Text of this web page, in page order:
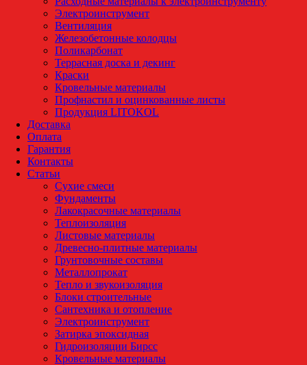
Электроинструмент
Вентиляция
Железобетонные колодцы
Поликарбонат
Террасная доска и декинг
Краски
Кровельные материалы
Профнастил и оцинкованные листы
Продукция LITOKOL
Доставка
Оплата
Гарантия
Контакты
Статьи
Сухие смеси
Фундаменты
Лакокрасочные материалы
Теплоизоляция
Листовые материалы
Древесно-плитные материалы
Грунтовочные составы
Металлопрокат
Тепло и звукоизоляция
Блоки строительные
Сантехника и отопление
Электроинструмент
Затирка эпоксидная
Гидроизоляции Бирсс
Кровельные материалы